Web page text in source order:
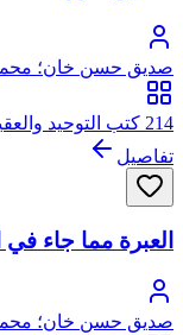
صديق حسن خان؛
الحسيني البخاري
214 كتب التوحيد والعقيدة
تفاصيل
العبرة مما جاء في
صديق حسن خان؛